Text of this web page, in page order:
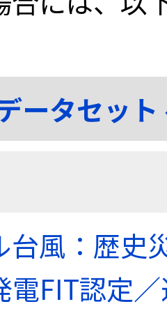
ータセッ
台風：歴史
電FIT認定